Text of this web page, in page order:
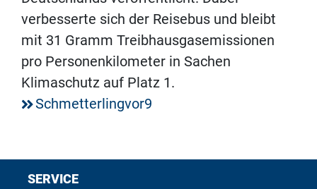
verbesserte sich der Reisebus und bleibt
mit 31 Gramm Treibhausgasemissionen
pro Personenkilometer in Sachen
Klimaschutz auf Platz 1.
Schmetterlingvor9
SERVICE